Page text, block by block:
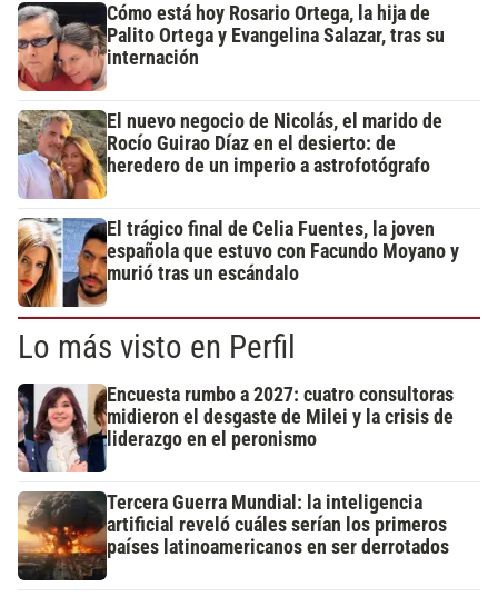
Cómo está hoy Rosario Ortega, la hija de
Palito Ortega y Evangelina Salazar, tras su
internación
El nuevo negocio de Nicolás, el marido de
Rocío Guirao Díaz en el desierto: de
heredero de un imperio a astrofotógrafo
El trágico final de Celia Fuentes, la joven
española que estuvo con Facundo Moyano y
murió tras un escándalo
Lo más visto en Perfil
Encuesta rumbo a 2027: cuatro consultoras
midieron el desgaste de Milei y la crisis de
liderazgo en el peronismo
Tercera Guerra Mundial: la inteligencia
artificial reveló cuáles serían los primeros
países latinoamericanos en ser derrotados